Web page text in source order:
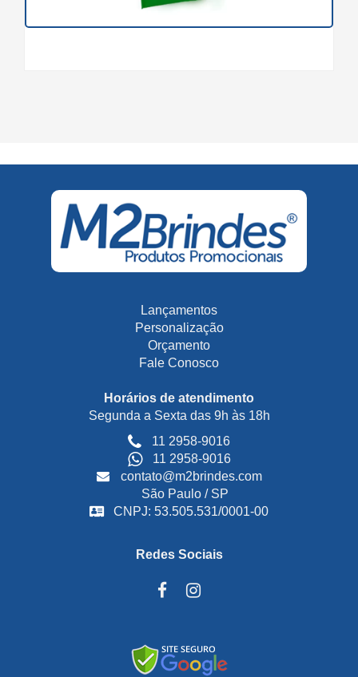
Lançamentos
Personalização
Orçamento
Fale Conosco
Horários de atendimento
Segunda a Sexta das 9h às 18h
11 2958-9016
11 2958-9016
contato@m2brindes.com
São Paulo / SP
CNPJ: 53.505.531/0001-00
Redes Sociais